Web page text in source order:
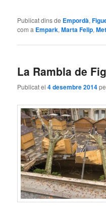
Publicat dins de Empordà,
com a Empark,Marta Felip,
La Rambla de
Publicat el4 desembre 2014